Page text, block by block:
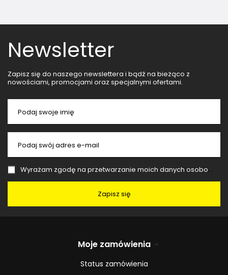
Newsletter
Zapisz się do naszego newslettera i bądź na bieżąco z
nowościami, promocjami oraz specjalnymi ofertami.
Podaj swoje imię
Podaj swój adres e-mail
Wyrażam zgodę na przetwarzanie moich danych osobowych (adres e-mail) na potrzeby wysyłki newslettera z informacją handlową (marketing). Więcej w
Zapisz się
Moje zamówienia
Status zamówienia